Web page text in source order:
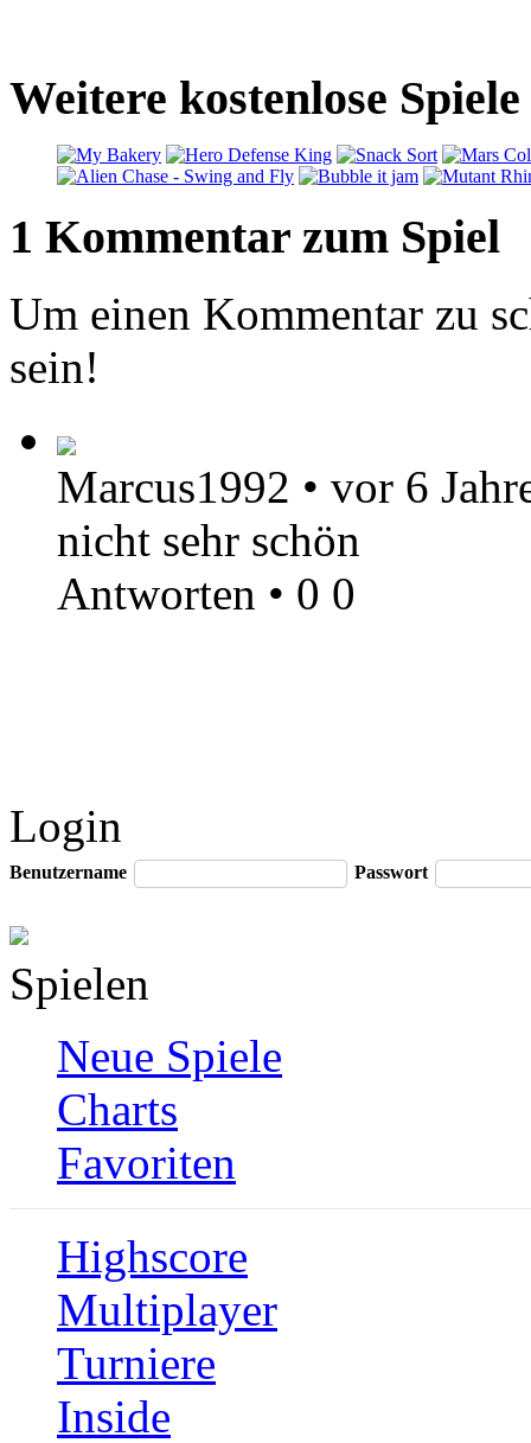
Weitere kostenlose
1 Kommentar zum Spiel
Um einen Kommentar zu
sein!
Marcus1992 • vor 6
nicht sehr schön
Antworten • 0 0
Login
Benutzername Passwort
Spielen
Neue Spiele
Charts
Favoriten
Highscore
Multiplayer
Turniere
Inside